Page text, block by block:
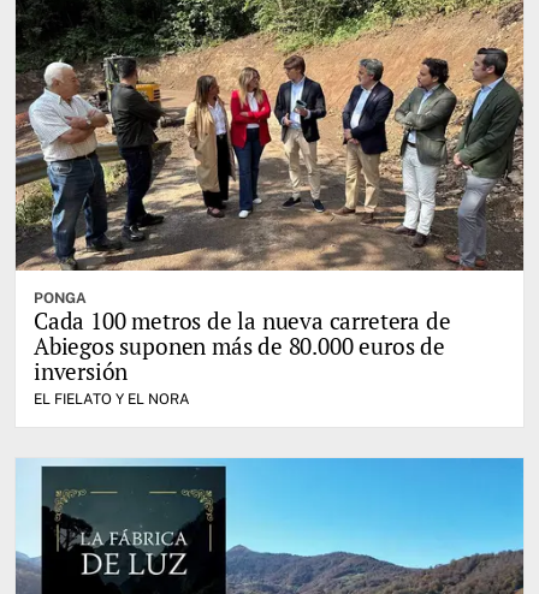
PONGA
Cada 100 metros de la nueva carretera de
Abiegos suponen más de 80.000 euros de
inversión
EL FIELATO Y EL NORA